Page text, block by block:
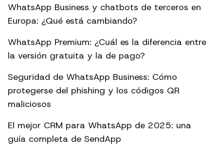
WhatsApp Business y chatbots de terceros en
Europa: ¿Qué está cambiando?
WhatsApp Premium: ¿Cuál es la diferencia entre
la versión gratuita y la de pago?
Seguridad de WhatsApp Business: Cómo
protegerse del phishing y los códigos QR
maliciosos
El mejor CRM para WhatsApp de 2025: una
guía completa de SendApp